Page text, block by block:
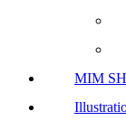
MIM